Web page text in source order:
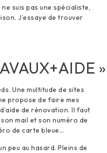
suis pas une spécialiste,
J’essaye de trouver
Une multitude de sites
propose de faire mes
de rénovation. Il faut
mail et son numéro de
de carte bleue…
peu au hasard. Pleins de